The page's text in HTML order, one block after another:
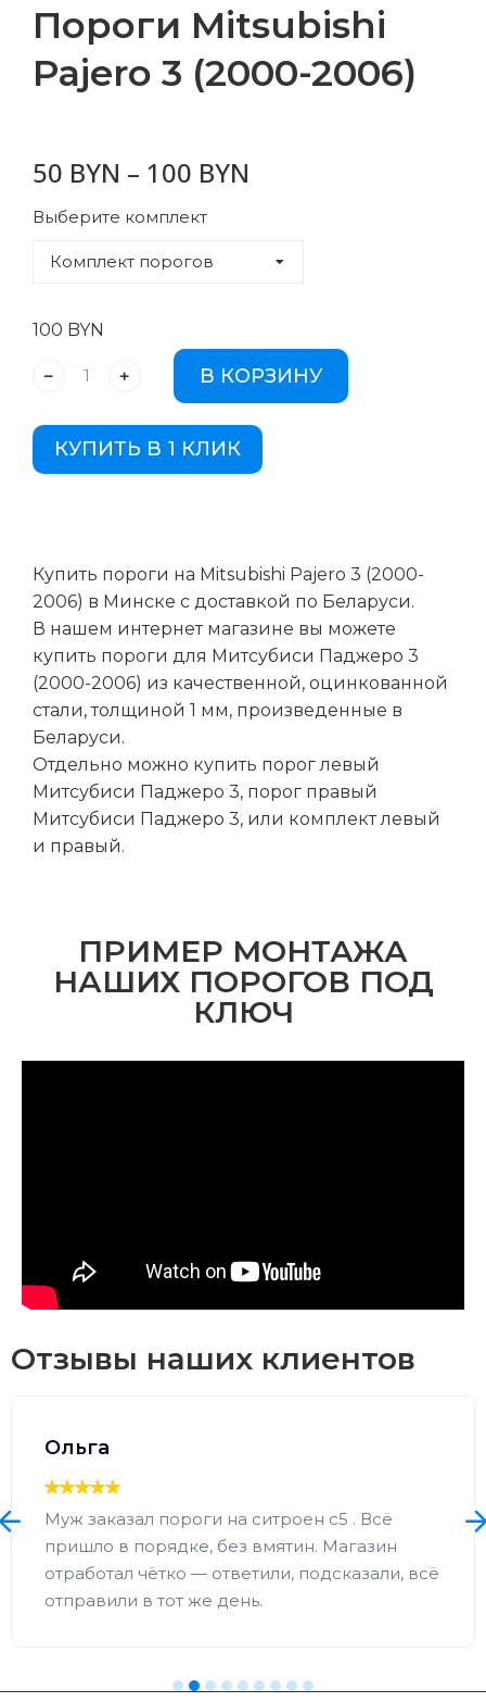
Пороги Mitsubishi
Pajero 3 (2000-2006)
50 BYN – 100 BYN
Выберите комплект
100 BYN
В КОРЗИНУ
КУПИТЬ В 1 КЛИК
Купить пороги на Mitsubishi Pajero 3 (2000-
2006) в Минске с доставкой по Беларуси.
В нашем интернет магазине вы можете
купить пороги для Митсубиси Паджеро 3
(2000-2006) из качественной, оцинкованной
стали, толщиной 1 мм, произведенные в
Беларуси.
Отдельно можно купить порог левый
Митсубиси Паджеро 3, порог правый
Митсубиси Паджеро 3, или комплект левый
и правый.
ПРИМЕР МОНТАЖА
НАШИХ ПОРОГОВ ПОД
КЛЮЧ
Отзывы наших клиентов
Ольга
Муж заказал пороги на ситроен с5 . Всё
пришло в порядке, без вмятин. Магазин
отработал чётко — ответили, подсказали, всё
отправили в тот же день.